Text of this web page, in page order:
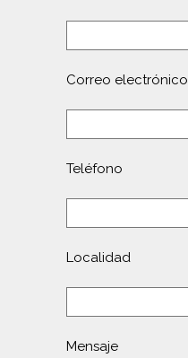
Correo electrónico
Teléfono
Localidad
Mensaje